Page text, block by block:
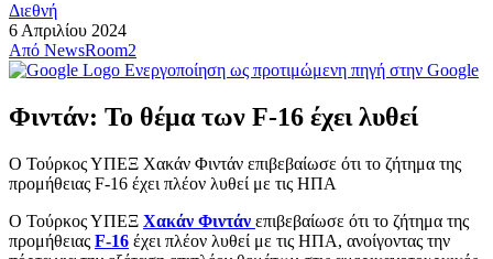
Διεθνή
6 Απριλίου 2024
Από NewsRoom2
Ενεργοποίηση ως προτιμώμενη πηγή στην Google
Φιντάν: Το θέμα των F-16 έχει λυθεί
Ο Τούρκος ΥΠΕΞ Χακάν Φιντάν επιβεβαίωσε ότι το ζήτημα της
προμήθειας F-16 έχει πλέον λυθεί με τις ΗΠΑ
Ο Τούρκος ΥΠΕΞ Χακάν Φιντάν επιβεβαίωσε ότι το ζήτημα της
προμήθειας F-16 έχει πλέον λυθεί με τις ΗΠΑ, ανοίγοντας την